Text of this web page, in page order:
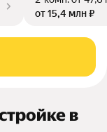
от 15,4 млн ₽
в